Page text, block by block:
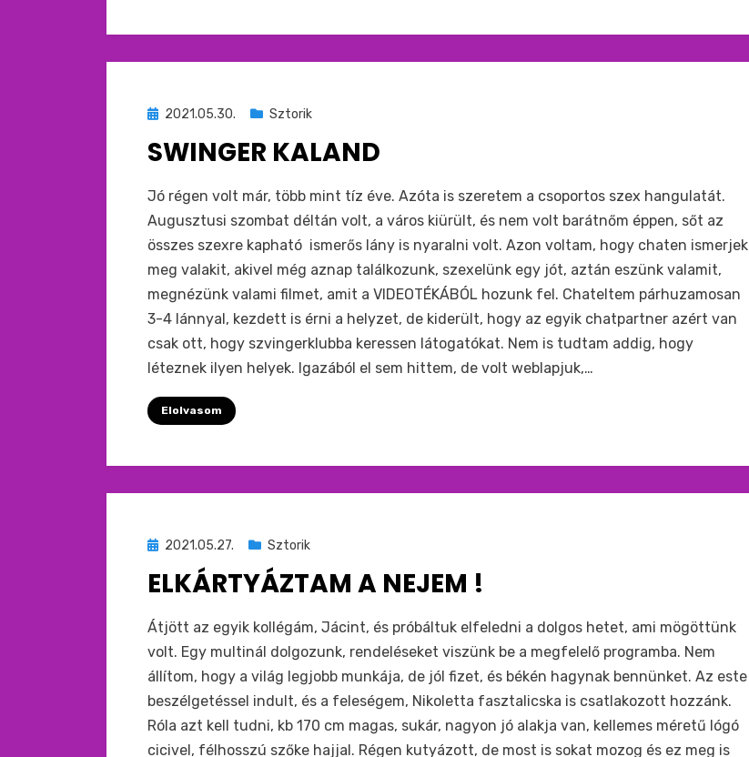
Beküldve
:
2021.05.30. Sztorik
SWINGER KALAND
bymonkey
Jó régen volt már, több mint tíz éve. Azóta is szeretem a csoportos szex hangulatát.
Augusztusi szombat déltán volt, a város kiürült, és nem volt barátnőm éppen, sőt az
összes szexre kapható ismerős lány is nyaralni volt. Azon voltam, hogy chaten ismerjek
meg valakit, akivel még aznap találkozunk, szexelünk egy jót, aztán eszünk valamit,
megnézünk valami filmet, amit a VIDEOTÉKÁBÓL hozunk fel. Chateltem párhuzamosan
3-4 lánnyal, kezdett is érni a helyzet, de kiderült, hogy az egyik chatpartner azért van
csak ott, hogy szvingerklubba keressen látogatókat. Nem is tudtam addig, hogy
léteznek ilyen helyek. Igazából el sem hittem, de volt weblapjuk,…
Elolvasom
Beküldve
2021.05.27. Sztorik
ELKÁRTYÁZTAM A NEJEM !
bymonkey
Átjött az egyik kollégám, Jácint, és próbáltuk elfeledni a dolgos hetet, ami mögöttünk
volt. Egy multinál dolgozunk, rendeléseket viszünk be a megfelelő programba. Nem
állítom, hogy a világ legjobb munkája, de jól fizet, és békén hagynak bennünket. Az este
beszélgetéssel indult, és a feleségem, Nikoletta fasztalicska is csatlakozott hozzánk.
Róla azt kell tudni, kb 170 cm magas, sukár, nagyon jó alakja van, kellemes méretű lógó
cicivel, félhosszú szőke hajjal. Régen kutyázott, de most is sokat mozog és ez meg is